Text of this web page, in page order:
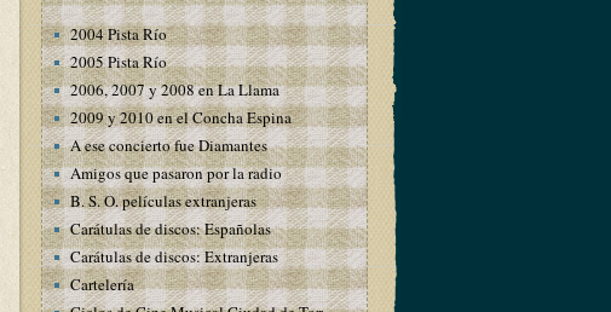
2004 Pista Río
2005 Pista Río
2006, 2007 y 2008 en La Llama
2009 y 2010 en el Concha Espina
A ese concierto fue Diamantes
Amigos que pasaron por la radio
B. S. O. películas extranjeras
Carátulas de discos: Españolas
Carátulas de discos: Extranjeras
Cartelería